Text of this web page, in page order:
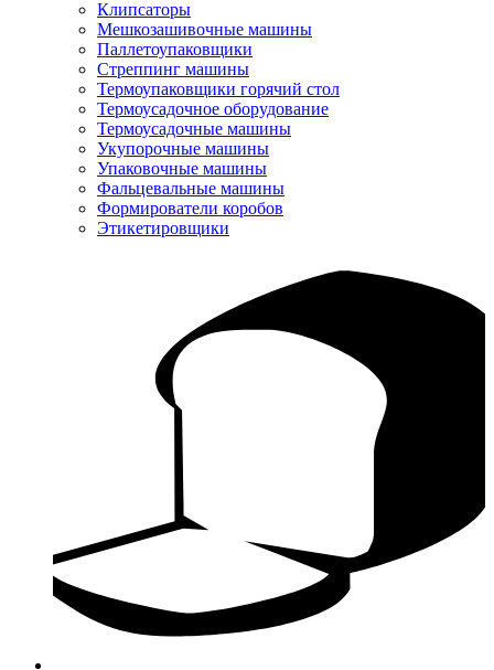
Клипсаторы
Мешкозашивочные машины
Паллетоупаковщики
Стреппинг машины
Термоупаковщики горячий стол
Термоусадочное оборудование
Термоусадочные машины
Укупорочные машины
Упаковочные машины
Фальцевальные машины
Формирователи коробов
Этикетировщики